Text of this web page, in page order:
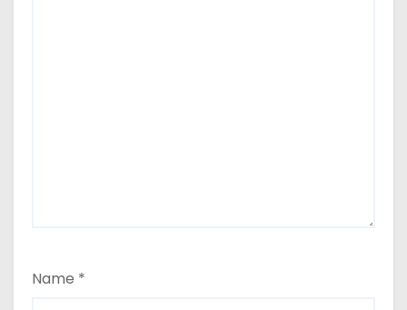
Name *